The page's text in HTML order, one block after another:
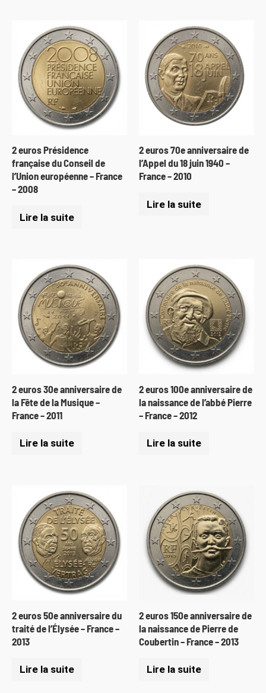
2 euros Présidence
française du Conseil de
l’Union européenne – France
– 2008
Lire la suite
2 euros 70e anniversaire de
l’Appel du 18 juin 1940 –
France – 2010
Lire la suite
2 euros 30e anniversaire de
la Fête de la Musique –
France – 2011
Lire la suite
2 euros 100e anniversaire de
la naissance de l’abbé Pierre
– France – 2012
Lire la suite
2 euros 50e anniversaire du
traité de l’Élysée – France –
2013
Lire la suite
2 euros 150e anniversaire de
la naissance de Pierre de
Coubertin – France – 2013
Lire la suite